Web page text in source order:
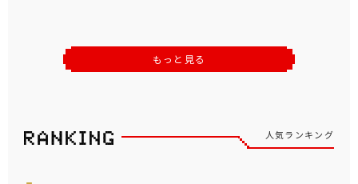
もっと見る
人気ランキング